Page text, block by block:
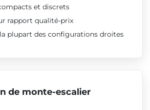
et discrets
rapport qualité-prix
plupart des configurations droites
de monte-escalier